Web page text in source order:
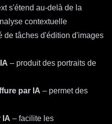
s'étend au-delà de la
contextuelle
de tâches d'édition d'images
– produit des portraits de
par IA – permet des
IA – facilite les